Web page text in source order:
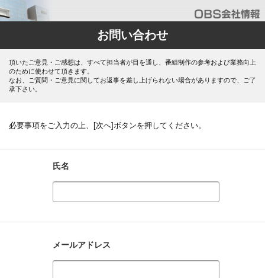
お問い合わせ
頂いたご意見・ご感想は、すべて担当者が目を通し、番組制作の参考および業務向上
のために使わせて頂きます。
なお、ご質問・ご意見に関してお返事を差し上げられない場合がありますので、ご了
承下さい。
必要事項をご入力の上、[次へ]ボタンを押してください。
氏名
メールアドレス